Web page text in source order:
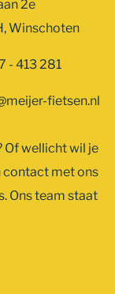
2e
Winschoten
- 413 281
fietsen.nl
Of wellicht wil je
contact met ons
Ons team staat